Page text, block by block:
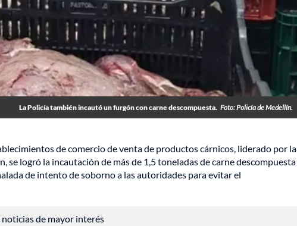
La Policía también incautó un furgón con carne descompuesta. Foto: Policía de Medellín.
de comercio de venta de productos cárnicos, liderado por la
se logró la incautación de más de 1,5 toneladas de carne descompuesta
de intento de soborno a las autoridades para evitar el
noticias de mayor interés